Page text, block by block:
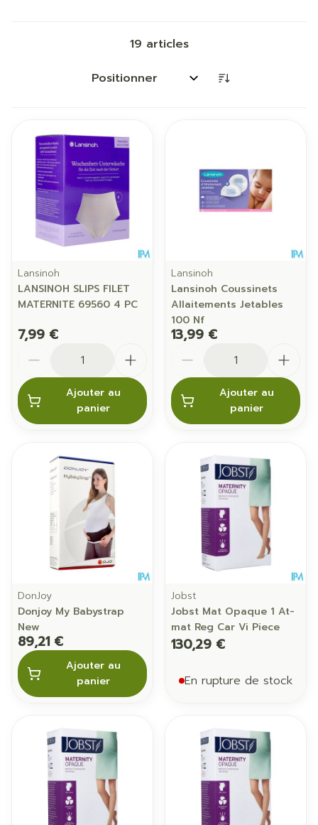
19 articles
Trier par:
Lansinoh
LANSINOH SLIPS FILET
MATERNITE 69560 4 PC
7,99 €
Ajouter au
panier
Lansinoh
Lansinoh Coussinets
Allaitements Jetables
100 Nf
13,99 €
Ajouter au
panier
DonJoy
Donjoy My Babystrap
New
89,21 €
Ajouter au
panier
Jobst
Jobst Mat Opaque 1 At-
mat Reg Car Vi Piece
130,29 €
En rupture de stock